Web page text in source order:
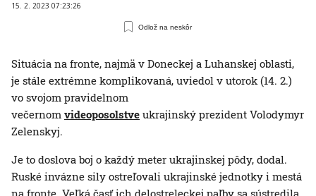
15. 2. 2023 07:23:26
Odlož na neskôr
Situácia na fronte, najmä v Doneckej a Luhanskej oblasti,
je stále extrémne komplikovaná, uviedol v utorok (14. 2.)
vo svojom pravidelnom
večernom videoposolstve ukrajinský prezident Volodymyr
Zelenskyj.
Je to doslova boj o každý meter ukrajinskej pôdy, dodal.
Ruské invázne sily ostreľovali ukrajinské jednotky i mestá